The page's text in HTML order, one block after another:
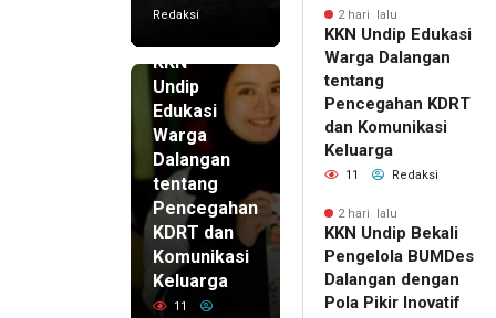
Redaksi
KKN
Undip
Edukasi
Warga
Dalangan
tentang
Pencegahan
KDRT dan
Komunikasi
Keluarga
11
2 hari lalu
KKN Undip Edukasi
Warga Dalangan
tentang
Pencegahan KDRT
dan Komunikasi
Keluarga
11 Redaksi
2 hari lalu
KKN Undip Bekali
Pengelola BUMDes
Dalangan dengan
Pola Pikir Inovatif